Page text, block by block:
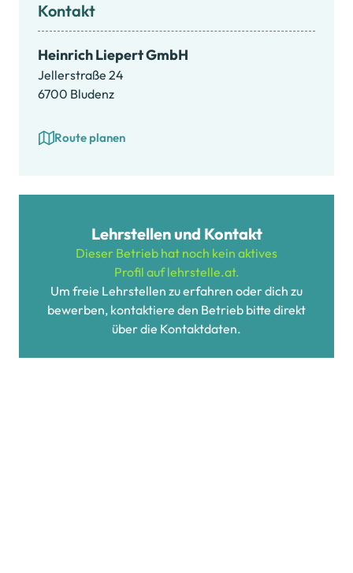
Kontakt
Heinrich Liepert GmbH
Jellerstraße 24
6700 Bludenz
Route planen
Lehrstellen und Kontakt
Dieser Betrieb hat noch kein aktives
Profil auf lehrstelle.at.
Um freie Lehrstellen zu erfahren oder dich zu
bewerben, kontaktiere den Betrieb bitte direkt
über die Kontaktdaten.